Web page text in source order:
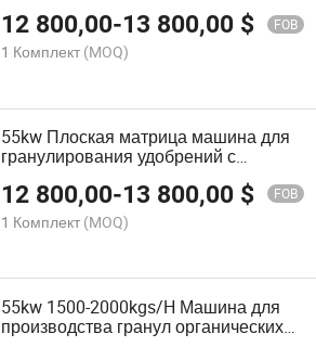
12 800,00-13 800,00 $ FOB
1 Комплект (MOQ)
55kw Плоская матрица машина для
гранулирования удобрений с
12 800,00-13 800,00 $ FOB
1 Комплект (MOQ)
55kw 1500-2000kgs/H Машина для
производства гранул органических